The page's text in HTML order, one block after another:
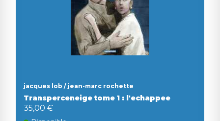
jacques lob / jean-marc rochette
Transperceneige tome 1 : l'echappee
35,00 €